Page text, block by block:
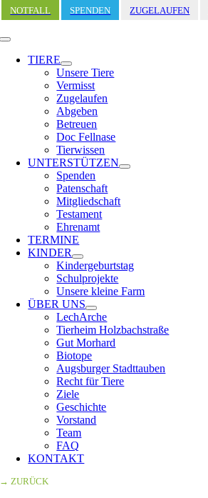
Zum
Inhalt
springen
NOTFALL SPENDEN ZUGELAUFEN
Toggle
Navigation
TIERE
Unsere Tiere
Vermisst
Zugelaufen
Abgeben
Betreuen
Doc Fellnase
Tierwissen
UNTERSTÜTZEN
Spenden
Patenschaft
Mitgliedschaft
Testament
Ehrenamt
TERMINE
KINDER
Kindergeburtstag
Schulprojekte
Unsere kleine Farm
ÜBER UNS
LechArche
Tierheim Holzbachstraße
Gut Morhard
Biotope
Augsburger Stadttauben
Recht für Tiere
Ziele
Geschichte
Vorstand
Team
FAQ
KONTAKT
→ ZURÜCK